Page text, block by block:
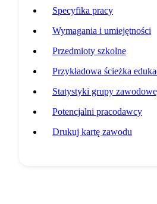
Specyfika pracy
Wymagania i umiejętności
Przedmioty szkolne
Przykładowa ścieżka
Statystyki grupy
Potencjalni pracodawcy
Drukuj kartę zawodu